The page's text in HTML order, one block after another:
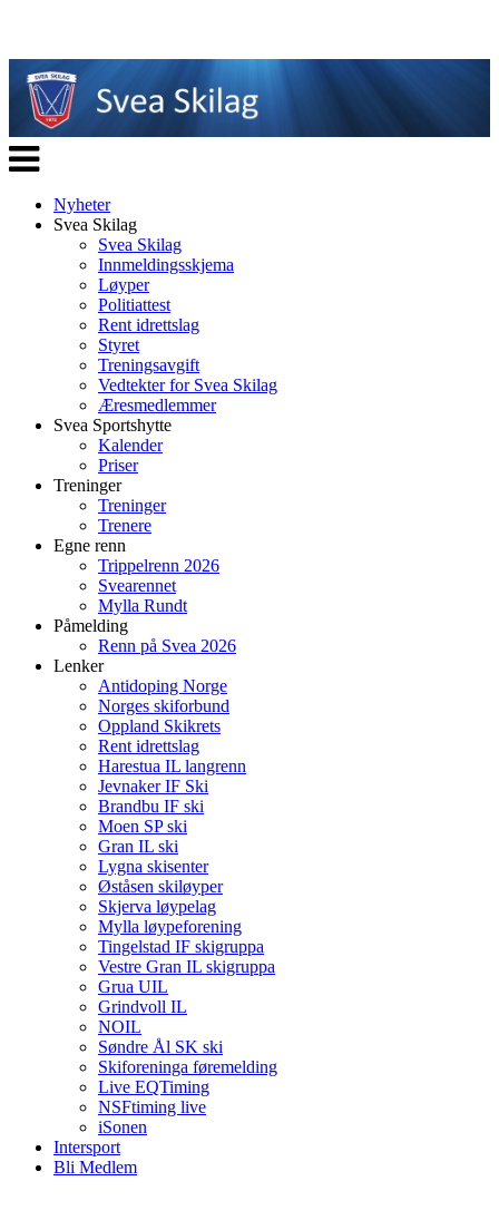
Veksle
navigasjon
Nyheter
Svea Skilag
Svea Skilag
Innmeldingsskjema
Løyper
Politiattest
Rent idrettslag
Styret
Treningsavgift
Vedtekter for Svea Skilag
Æresmedlemmer
Svea Sportshytte
Kalender
Priser
Treninger
Treninger
Trenere
Egne renn
Trippelrenn 2026
Svearennet
Mylla Rundt
Påmelding
Renn på Svea 2026
Lenker
Antidoping Norge
Norges skiforbund
Oppland Skikrets
Rent idrettslag
Harestua IL langrenn
Jevnaker IF Ski
Brandbu IF ski
Moen SP ski
Gran IL ski
Lygna skisenter
Øståsen skiløyper
Skjerva løypelag
Mylla løypeforening
Tingelstad IF skigruppa
Vestre Gran IL skigruppa
Grua UIL
Grindvoll IL
NOIL
Søndre Ål SK ski
Skiforeninga føremelding
Live EQTiming
NSFtiming live
iSonen
Intersport
Bli Medlem